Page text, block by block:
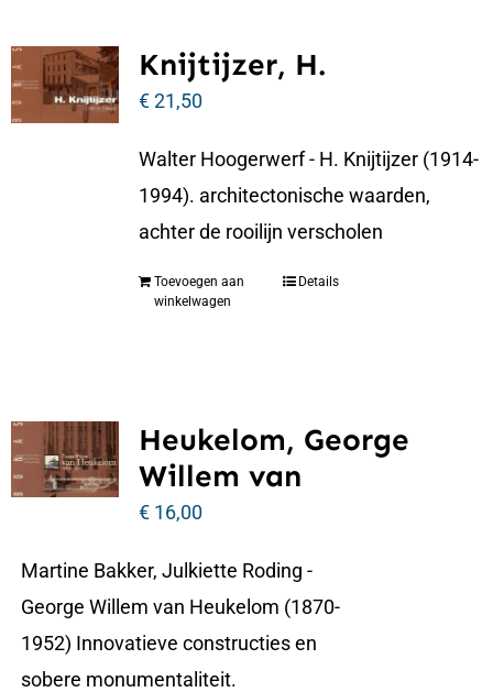
Knijtijzer, H.
€21,50
Walter Hoogerwerf - H. Knijtijzer (1914-
1994). architectonische waarden,
achter de rooilijn verscholen
Toevoegen aan
winkelwagen
Details
Heukelom, George
Willem van
€16,00
Martine Bakker, Julkiette Roding -
George Willem van Heukelom (1870-
1952) Innovatieve constructies en
sobere monumentaliteit.